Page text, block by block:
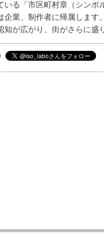
る「市区町村章（シンボ
業、制作者に帰属します。
知が広がり、街がさらに盛